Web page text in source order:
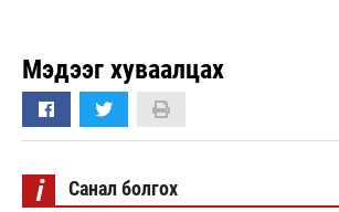
Мэдээг хуваалцах
i Санал болгох